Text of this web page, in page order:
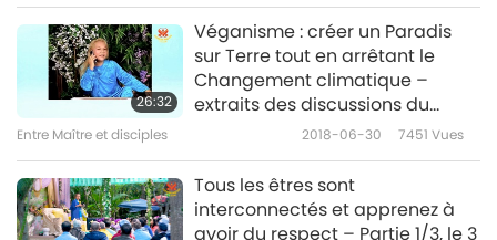
33:32
Les prêtres catholiques
devraient prêcher le véritable
Évangile du Seigneur Jésus,
partie 8/8
Entre Maître et disciples 2021-12-27 6055 Vues
26:32
Véganisme : créer un Paradis
sur Terre tout en arrêtant le
Changement climatique –
extraits des discussions du
Maître Suprême Ching Hai –
Entre Maître et disciples 2018-06-30 7451 Vues
Tous les êtres sont
interconnectés et apprenez à
avoir du respect – Partie 1/3, le 3